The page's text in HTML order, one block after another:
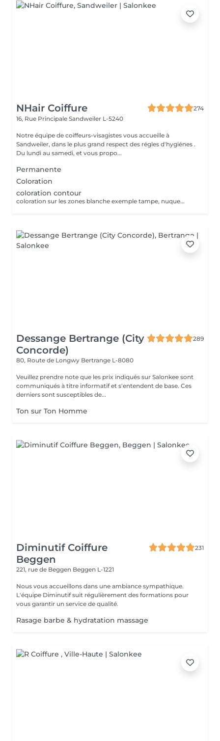
NHair Coiffure
274
16, Rue Principale Sandweiler L-5240
Notre équipe de coiffeurs-visagistes vous accueille à
Sandweiler, dans le plus grand respect des régles d'hygiénes .
Du lundi au samedi, et vous propo...
Permanente
Coloration
coloration contour
coloration sur les zones blanche exemple tampe, nuque...
Dessange Bertrange (City
Concorde)
289
80, Route de Longwy Bertrange L-8080
Veuillez prendre note que les prix indiqués sur Salonkee sont
communiqués à titre informatif et s'entendent de base. Ces
derniers sont susceptibles de...
Ton sur Ton Homme
Diminutif Coiffure
Beggen
231
221, rue de Beggen Beggen L-1221
Nous vous accueillons dans une ambiance sympathique.
L'équipe Diminutif suit régulièrement des formations pour
vous garantir un service de qualité.
Rasage barbe & hydratation massage